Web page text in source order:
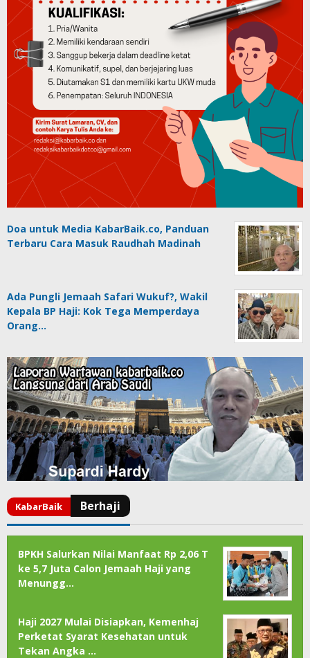
Doa untuk Media KabarBaik.co, Panduan
Terbaru Cara Masuk Raudhah Madinah
Ada Pungli Jemaah Safari Wukuf?, Wakil
Kepala BP Haji: Kok Tega Memperdaya
Orang…
BPKH Salurkan Nilai Manfaat Rp 2,06 T
ke 5,7 Juta Calon Jemaah Haji yang
Menungg…
Haji 2027 Mulai Disiapkan, Kemenhaj
Perketat Syarat Kesehatan untuk
Tekan Angka …